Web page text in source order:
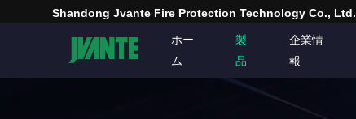
Shandong Jvante Fire Protection Technology Co., Ltd.
ホー
ム
製
品
企業情
報